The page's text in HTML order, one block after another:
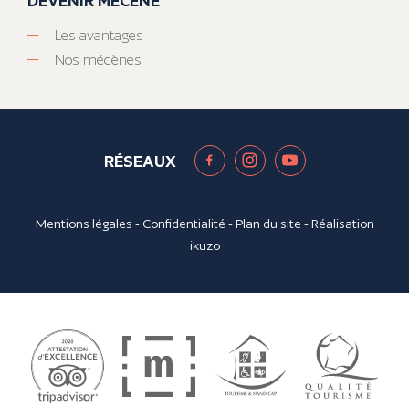
Les avantages
Nos mécènes
RÉSEAUX
Mentions légales - Confidentialité -Plan du site - Réalisation
ikuzo